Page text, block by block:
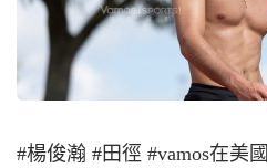
#楊俊瀚 #田徑 #vamos在美國